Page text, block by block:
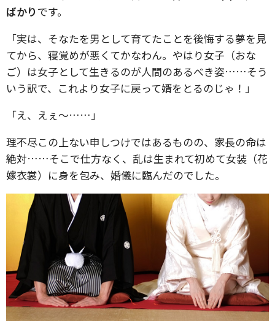
ばかり です。
「実は、そなたを男として育てたことを後悔する夢を見
てから、寝覚めが悪くてかなわん。やはり女子（おな
ご）は女子として生きるのが人間のあるべき姿……そう
いう訳で、これより女子に戻って婿をとるのじゃ！」
「え、えぇ～……」
理不尽この上ない申しつけではあるものの、家長の命は
絶対……そこで仕方なく、乱は生まれて初めて女装（花
嫁衣裳）に身を包み、婚儀に臨んだのでした。